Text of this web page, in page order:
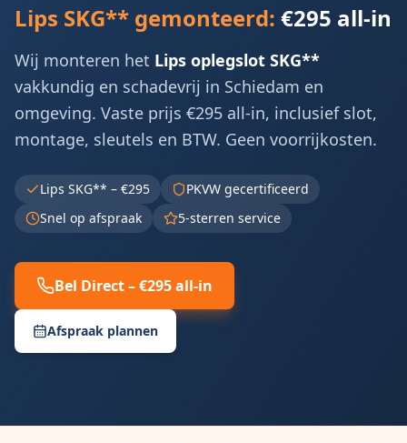
Lips SKG** gemonteerd: €295 all-in
Wij monteren het Lips oplegslot SKG**
vakkundig en schadevrij in Schiedam en
omgeving. Vaste prijs €295 all-in, inclusief slot,
montage, sleutels en BTW. Geen voorrijkosten.
Lips SKG** – €295
PKVW gecertificeerd
Snel op afspraak
5-sterren service
Bel Direct – €295 all-in
Afspraak plannen